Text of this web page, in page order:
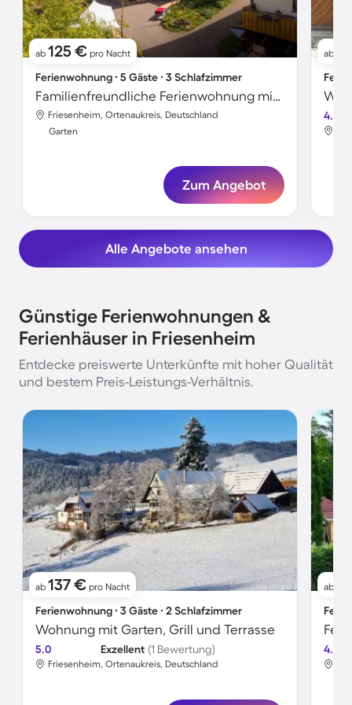
ab 125 € pro Nacht
Ferienwohnung ∙ 5 Gäste ∙ 3 Schlafzimmer
Familienfreundliche Ferienwohnung mit Grill, Terrasse und Garten | Bergblick
Friesenheim, Ortenaukreis, Deutschland
Garten
Zum Angebot
ab
4.6
Alle Angebote ansehen
Günstige Ferienwohnungen &
Ferienhäuser in Friesenheim
Entdecke preiswerte Unterkünfte mit hoher Qualität
und bestem Preis-Leistungs-Verhältnis.
ab 137 € pro Nacht
Ferienwohnung ∙ 3 Gäste ∙ 2 Schlafzimmer
Wohnung mit Garten, Grill und Terrasse
5.0 Exzellent (1 Bewertung)
Friesenheim, Ortenaukreis, Deutschland
ab
4.7